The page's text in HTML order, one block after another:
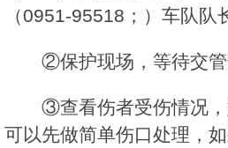
（0951-95518；）车队队
②保护现场，等待交管
③查看伤者受伤情况，
可以先做简单伤口处理，